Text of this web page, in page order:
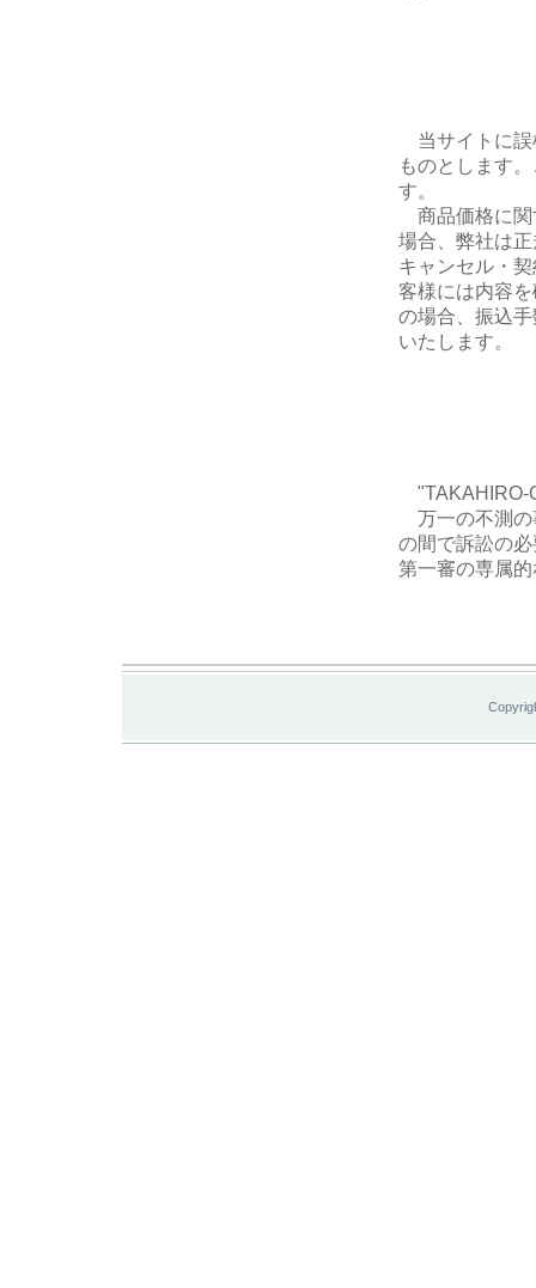
当サイトに誤
ものとします
す。
商品価格に関
場合、弊社は
キャンセル・
客様には内容
の場合、振込
いたします。
"TAKAHIRO-
万一の不測の
の間で訴訟の
第一審の専属